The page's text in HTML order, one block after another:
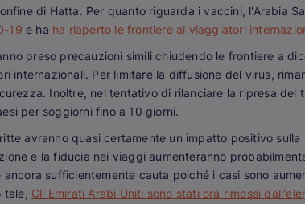
di Hatta. Per quanto riguarda i vaccini, l'Arabia
19 e ha ha riaperto le frontiere ai viaggiatori
preso precauzioni simili chiudendo le frontiere a
internazionali. Per limitare la diffusione del virus,
Inoltre, nel tentativo di rilanciare la ripresa del
per soggiorni fino a 10 giorni.
avranno quasi certamente un impatto positivo
e la fiducia nei viaggi aumenteranno
sufficientemente cauta poiché i casi sono
tale, Gli Emirati Arabi Uniti sono stati ora rimossi